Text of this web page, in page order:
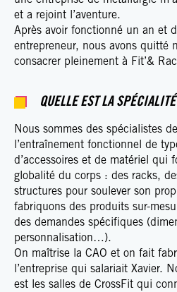
et a rejoint l’aventure.
Après avoir fonctionné un an et
entrepreneur, nous avons quitté
consacrer pleinement à Fit’&
QUELLE EST LA
Nous sommes des spécialistes
l’entraînement fonctionnel de
d’accessoires et de matériel qui
globalité du corps : des racks,
structures pour soulever son
fabriquons des produits sur-
des demandes spécifiques
personnalisation…).
On maîtrise la CAO et on fait
l’entreprise qui salariait Xavier.
est les salles de CrossFit qui